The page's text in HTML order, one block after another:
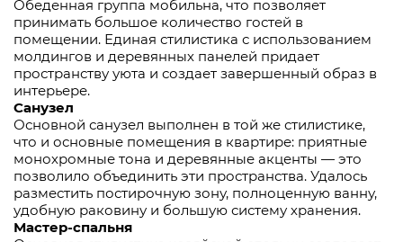
Обеденная группа мобильна, что позволяет
принимать большое количество гостей в
помещении. Единая стилистика с использованием
молдингов и деревянных панелей придает
пространству уюта и создает завершенный образ в
интерьере.
Санузел
Основной санузел выполнен в той же стилистике,
что и основные помещения в квартире: приятные
монохромные тона и деревянные акценты — это
позволило объединить эти пространства. Удалось
разместить постирочную зону, полноценную ванну,
удобную раковину и большую систему хранения.
Мастер-спальня